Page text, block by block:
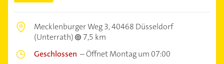
Mecklenburger Weg 3,40468 Düsseldorf
(Unterrath)
7,5 km
Geschlossen –Öffnet Montag um 07:00